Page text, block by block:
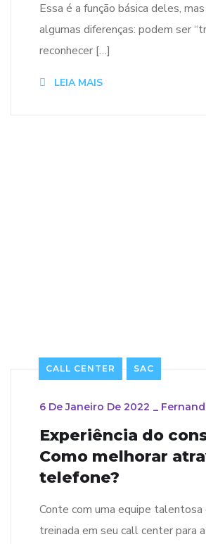
Essa é a função básica deles,
algumas diferenças: podem ser
reconhecer […]
LEIA MAIS
CALL CENTER SAC
6 De Janeiro De 2022 _
Experiência do
Como melhorar
telefone?
Conte com uma equipe talentosa
treinada em seu call center para